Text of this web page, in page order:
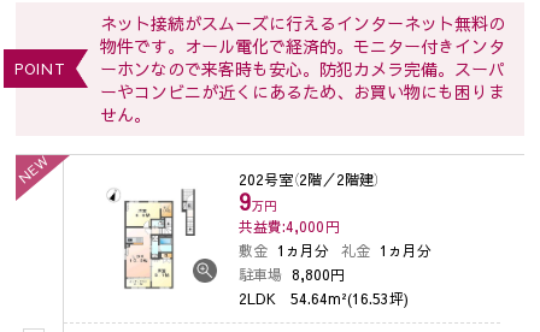
POINT
ネット接続がスムーズに行えるインターネット無料の
物件です。オール電化で経済的。モニター付きインタ
ーホンなので来客時も安心。防犯カメラ完備。スーパ
ーやコンビニが近くにあるため、お買い物にも困りま
せん。
NEW 202号室（2階／2階建）
9万円
共益費:4,000円
敷金 1ヵ月分 礼金 1ヵ月分
駐車場 8,800円
2LDK 54.64m²(16.53坪)